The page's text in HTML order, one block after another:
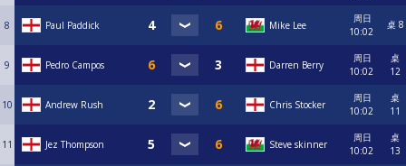
8 Paul Paddick Mike Lee
周日
10:02
桌 8
9 Pedro Campos Darren Berry
周日
10:02
桌
12
10 Andrew Rush Chris Stocker
周日
10:02
桌
11
11 Jez Thompson Steve skinner
周日
10:02
桌
13